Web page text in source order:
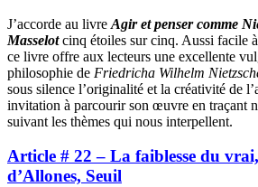
J’accorde au livre Agir et penser comme
Masselotcinq étoiles sur cinq. Aussi facile
ce livre offre aux lecteurs une excellente
philosophie de Friedricha Wilhelm
sous silence l’originalité et la créativité de
invitation à parcourir son œuvre en traçant
suivant les thèmes qui nous interpellent.
Article # 22 – La faiblesse du
d’Allones, Seuil